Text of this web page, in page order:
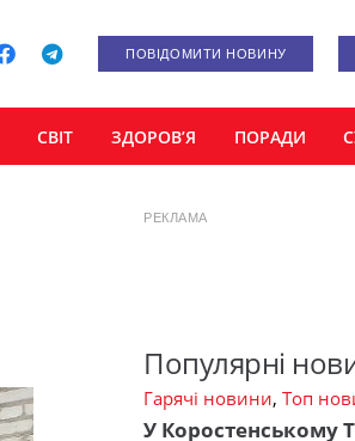
ПОВІДОМИТИ НОВИНУ
СВІТ ЗДОРОВ’Я ПОРАДИ
РЕКЛАМА
Популярні
Гарячі новини, Топ
У Коростенському